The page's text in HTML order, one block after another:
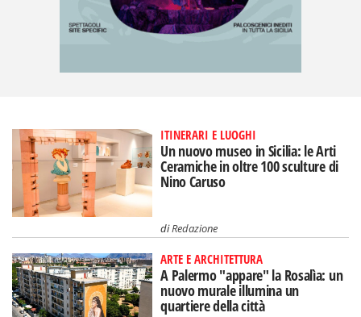
ITINERARI E LUOGHI
Un nuovo museo in Sicilia: le Arti
Ceramiche in oltre 100 sculture di
Nino Caruso
diRedazione
ARTE E ARCHITETTURA
A Palermo "appare" la Rosalìa: un
nuovo murale illumina un
quartiere della città